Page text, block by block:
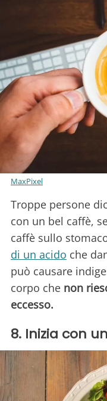
MaxPixel
Troppe persone
con un bel caffè,
caffè sullo
di un acido che
può causare
corpo che non
eccesso.
8. Inizia con